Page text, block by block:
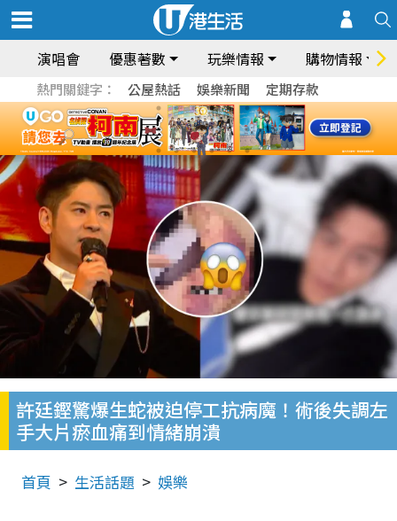
演唱會 優惠著數 玩樂情報 購物情報
熱門關鍵字： 公屋熱話 娛樂新聞 定期存款
許廷鏗驚爆生蛇被迫停工抗病魔！術後失調左
手大片瘀血痛到情緒崩潰
首頁 生活話題 娛樂